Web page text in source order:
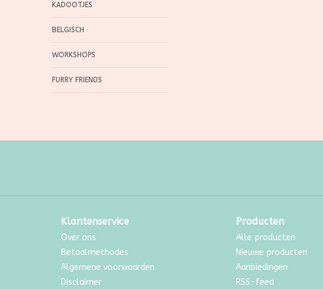
KADOOTJES
BELGISCH
WORKSHOPS
FURRY FRIENDS
Klantenservice
Over ons
Betaalmethodes
Algemene voorwaarden
Disclaimer
Producten
Alle producten
Nieuwe producten
Aanbiedingen
RSS-feed